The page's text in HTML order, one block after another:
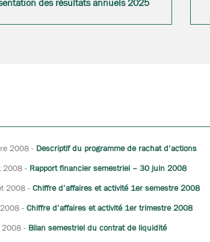
des résultats annuels 2025
2008 - Descriptif du programme de rachat d’actions
2008 - Rapport financier semestriel – 30 juin 2008
2008 - Chiffre d’affaires et activité 1er semestre 2008
- Chiffre d’affaires et activité 1er trimestre 2008
2008 - Bilan semestriel du contrat de liquidité